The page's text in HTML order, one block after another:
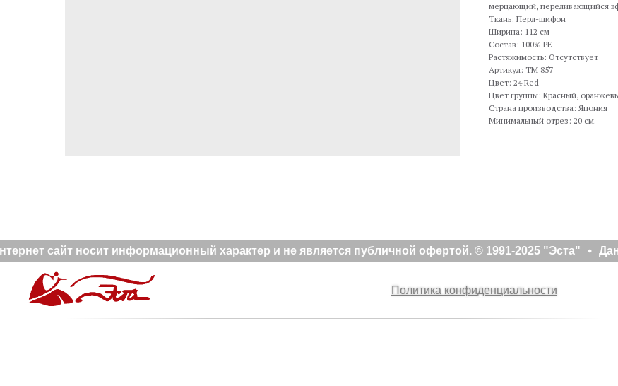
мерцающий, переливающийся
Ткань: Перл-шифон
Ширина: 112 см
Состав: 100% PE
Растяжимость: Отсутствует
Артикул: TM 857
Цвет: 24 Red
Цвет группы: Красный,
Страна производства: Япония
Минимальный отрез: 20 см.
сайт носит информационный характер и не является публичной офертой. © 1991-2025 "Эста"
Политика конфиденциальности